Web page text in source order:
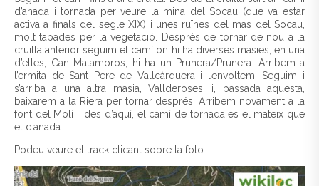
d’anada i tornada per veure la mina del Socau (que va estar
activa a finals del segle XIX) i unes ruïnes del mas del Socau,
molt tapades per la vegetació. Després de tornar de nou a la
cruïlla anterior seguim el camí on hi ha diverses masies, en una
d’elles, Can Matamoros, hi ha un Prunera/Prunera. Arribem a
l’ermita de Sant Pere de Vallcàrquera i l’envoltem. Seguim i
s’arriba a una altra masia, Vallderoses, i, passada aquesta,
baixarem a la Riera per tornar després. Arribem novament a la
font del Molí i, des d’aquí, el camí de tornada és el mateix que
el d’anada.
Podeu veure el track clicant sobre la foto.